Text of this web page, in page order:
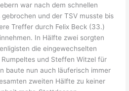
war nach dem schnellen
und der TSV musste bis
Treffer durch Felix Beck (33.)
In Hälfte zwei sorgten
die eingewechselten
und Steffen Witzel für
baute nun auch läuferisch immer
zweiten Hälfte zu keiner